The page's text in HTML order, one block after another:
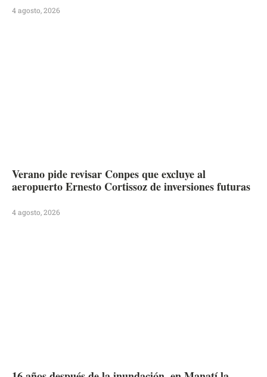
4 agosto, 2026
Verano pide revisar Conpes que excluye al
aeropuerto Ernesto Cortissoz de inversiones futuras
4 agosto, 2026